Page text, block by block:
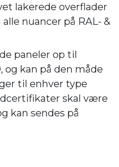
lakerede overflader
nuancer på RAL- &
paneler op til
og kan på den måde
til enhver type
skal være
kan sendes på